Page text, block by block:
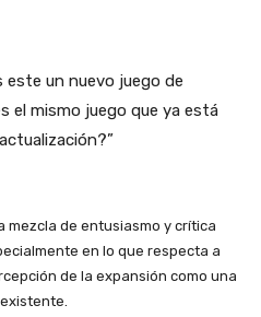
este un nuevo juego de
el mismo juego que ya está
de entusiasmo y crítica
en lo que respecta a
de la expansión como una